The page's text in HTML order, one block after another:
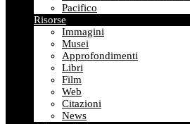
Pacifico
Risorse
Immagini
Musei
Approfondimenti
Libri
Film
Web
Citazioni
News